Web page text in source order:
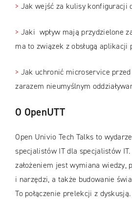
> Jak wejść za kulisy konfiguracji
> Jaki wpływ mają przydzielone
ma to związek z obsługą
> Jak uchronić microservice
zarazem nieumyślnym
O OpenUTT
Open Univio Tech Talks to
specjalistów IT dla specjalistów IT.
założeniem jest wymiana wiedzy,
i narzędzi, a także budowanie
To połączenie prelekcji z